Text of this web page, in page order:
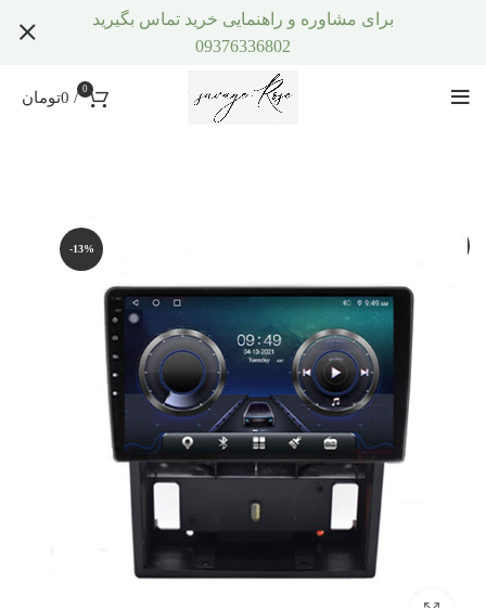
0
/
0تومان
-13%
برای مشاوره و راهنمایی خرید تماس بگیرید
09376336802